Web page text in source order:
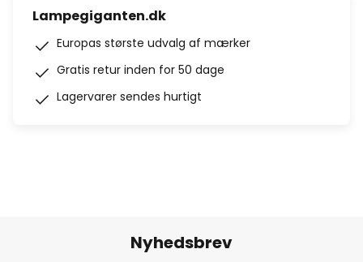
Lampegiganten.dk
Europas største udvalg af mærker
Gratis retur inden for 50 dage
Lagervarer sendes hurtigt
Nyhedsbrev